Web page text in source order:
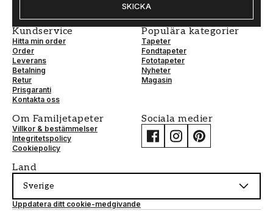
SKICKA
Kundservice
Hitta min order
Order
Leverans
Betalning
Retur
Prisgaranti
Kontakta oss
Populära kategorier
Tapeter
Fondtapeter
Fototapeter
Nyheter
Magasin
Om Familjetapeter
Villkor & bestämmelser
Integritetspolicy
Cookiepolicy
Sociala medier
Land
Sverige
Uppdatera ditt cookie-medgivande